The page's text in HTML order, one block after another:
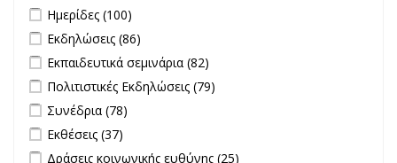
Apply Ημερίδες filter
Ημερίδες (100)
Apply Εκδηλώσεις filter
Εκδηλώσεις (86)
Apply Εκπαιδευτικά σεμινάρια filter
Εκπαιδευτικά σεμινάρια (82)
Apply Πολιτιστικές Εκδηλώσεις filter
Πολιτιστικές Εκδηλώσεις (79)
Apply Συνέδρια filter
Συνέδρια (78)
Apply Εκθέσεις filter
Εκθέσεις (37)
Apply Δράσεις κοινωνικής ευθύνης filter
Δράσεις κοινωνικής ευθύνης (25)